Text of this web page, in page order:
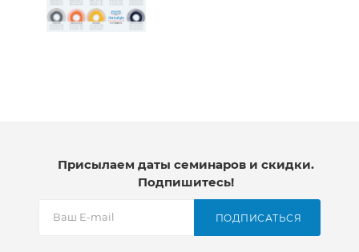
Присылаем даты семинаров и скидки.
Подпишитесь!
ПОДПИСАТЬСЯ